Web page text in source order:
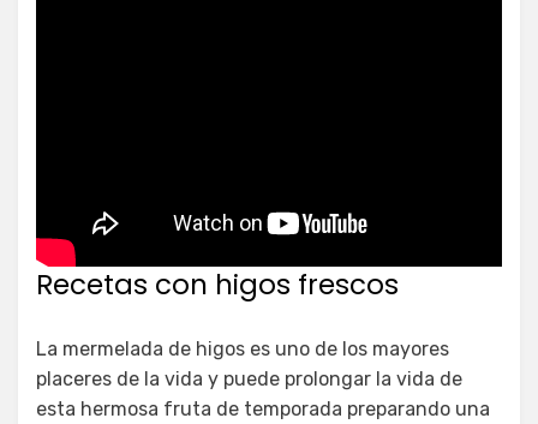
Recetas con higos frescos
La mermelada de higos es uno de los mayores
placeres de la vida y puede prolongar la vida de
esta hermosa fruta de temporada preparando una